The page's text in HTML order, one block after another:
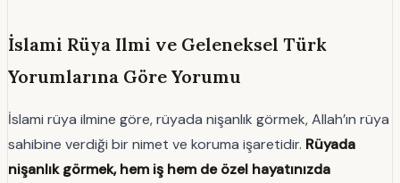
İslami Rüya Ilmi ve Geleneksel Türk
Yorumlarına Göre Yorumu
İslami rüya ilmine göre, rüyada nişanlık görmek, Allah’ın rüya
sahibine verdiği bir nimet ve koruma işaretidir. Rüyada
nişanlık görmek, hem iş hem de özel hayatınızda